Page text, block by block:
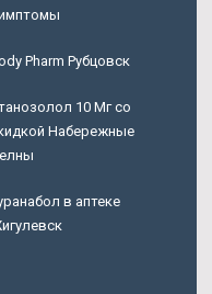
Pharm Рубцовск
10 Мг со
Набережные
в аптеке